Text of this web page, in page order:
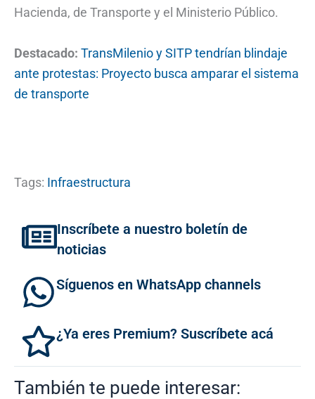
Hacienda, de Transporte y el Ministerio Público.
Destacado: TransMilenio y SITP tendrían blindaje
ante protestas: Proyecto busca amparar el sistema
de transporte
Tags: Infraestructura
Inscríbete a nuestro boletín de
noticias
Síguenos en WhatsApp channels
¿Ya eres Premium? Suscríbete acá
También te puede interesar: